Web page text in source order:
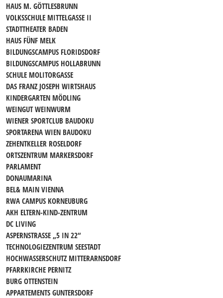
HAUS M. GÖTTLESBRUNN
VOLKSSCHULE MITTELGASSE II
STADTTHEATER BADEN
HAUS FÜNF MELK
BILDUNGSCAMPUS FLORIDSDORF
BILDUNGSCAMPUS HOLLABRUNN
SCHULE MOLITORGASSE
DAS FRANZ JOSEPH WIRTSHAUS
KINDERGARTEN MÖDLING
WEINGUT WEINWURM
WIENER SPORTCLUB BAUDOKU
SPORTARENA WIEN BAUDOKU
ZEHENTKELLER ROSELDORF
ORTSZENTRUM MARKERSDORF
PARLAMENT
DONAUMARINA
BEL& MAIN VIENNA
RWA CAMPUS KORNEUBURG
AKH ELTERN-KIND-ZENTRUM
DC LIVING
ASPERNSTRASSE „5 IN 22“
TECHNOLOGIEZENTRUM SEESTADT
HOCHWASSERSCHUTZ MITTERARNSDORF
PFARRKIRCHE PERNITZ
BURG OTTENSTEIN
APPARTEMENTS GUNTERSDORF